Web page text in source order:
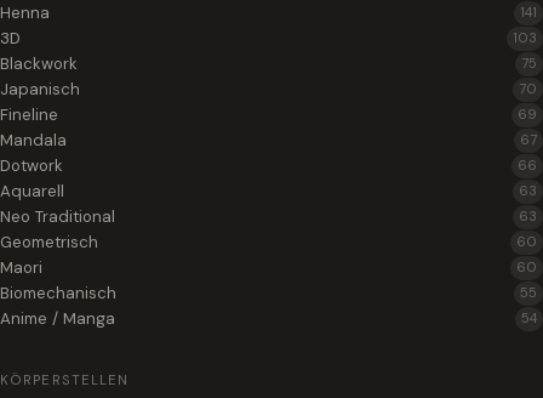
Henna 141
3D 103
Blackwork 75
Japanisch 70
Fineline 69
Mandala 67
Dotwork 66
Aquarell 63
Neo Traditional 63
Geometrisch 60
Maori 60
Biomechanisch 55
Anime / Manga 54
KÖRPERSTELLEN